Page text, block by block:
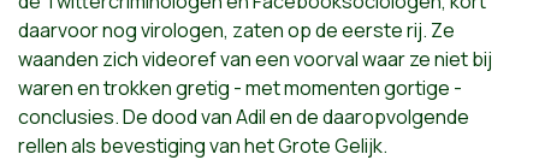
daarvoor nog virologen, zaten op de eerste rij. Ze
waanden zichvideorefvan een voorval waar ze niet bij
waren en trokkengretig - met momenten gortige -
conclusies. De dood van Adil en de daaropvolgende
rellen als bevestiging van het Grote Gelijk.